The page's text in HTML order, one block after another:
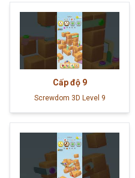
Cấp độ 9
Screwdom 3D Level 9